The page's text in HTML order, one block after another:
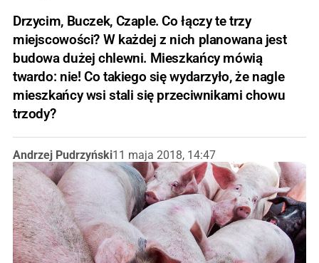
Drzycim, Buczek, Czaple. Co łączy te trzy
miejscowości? W każdej z nich planowana jest
budowa dużej chlewni. Mieszkańcy mówią
twardo: nie! Co takiego się wydarzyło, że nagle
mieszkańcy wsi stali się przeciwnikami chowu
trzody?
Andrzej Pudrzyński11 maja 2018, 14:47